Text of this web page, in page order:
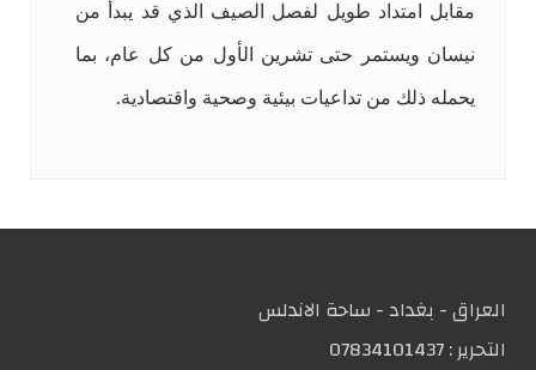
مقابل امتداد طويل لفصل الصيف الذي قد يبدأ من
نيسان ويستمر حتى تشرين الأول من كل عام، بما
يحمله ذلك من تداعيات بيئية وصحية واقتصادية.
العراق - بغداد - ساحة الاندلس
التحریر :07834101437